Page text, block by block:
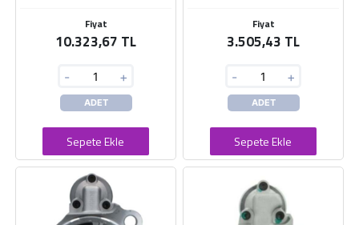
Fiyat
10.323,67 TL
- +
ADET
Sepete Ekle
Fiyat
3.505,43 TL
- +
ADET
Sepete Ekle